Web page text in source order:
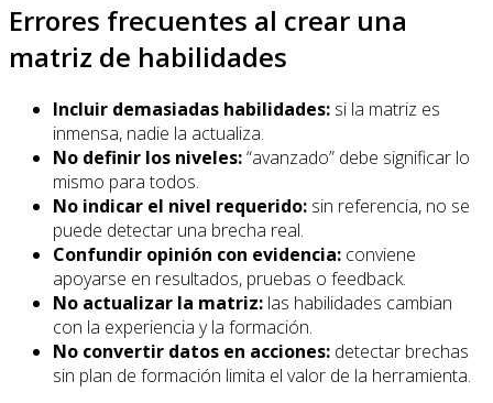
Errores frecuentes al crear una
matriz de habilidades
Incluir demasiadas habilidades: si la matriz es
inmensa, nadie la actualiza.
No definir los niveles:“avanzado” debe significar lo
mismo para todos.
No indicar el nivel requerido: sin referencia, no se
puede detectar una brecha real.
Confundir opinión con evidencia: conviene
apoyarse en resultados, pruebas o feedback.
No actualizar la matriz: las habilidades cambian
con la experiencia y la formación.
No convertir datos en acciones: detectar brechas
sin plan de formación limita el valor de la herramienta.